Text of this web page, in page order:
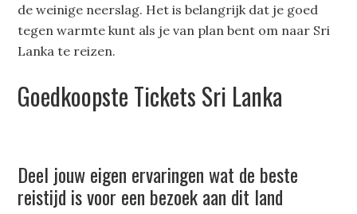
de weinige neerslag. Het is belangrijk dat je goed
tegen warmte kunt als je van plan bent om naar Sri
Lanka te reizen.
Goedkoopste Tickets Sri Lanka
Deel jouw eigen ervaringen wat de beste
reistijd is voor een bezoek aan dit land